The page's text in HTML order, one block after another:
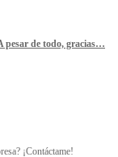
pesar de todo, gracias…
¡Contáctame!